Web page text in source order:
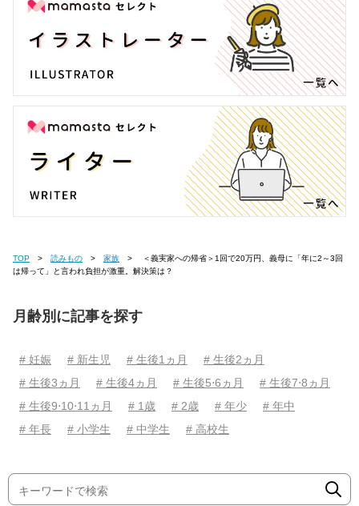
TOP 読みもの 家族
は帰って」と言われ負担が激重。解決策は？
月齢別に記事を探す
# 妊娠 # 新生児 # 生後1ヵ月
# 生後2ヵ月
# 生後3ヵ月
# 生後4ヵ月 # 生後5⋅6ヵ月
# 生後7⋅8ヵ月
# 生後9⋅10⋅11ヵ月
# 1歳 # 2歳 # 年少
# 年中
# 年長
# 小学生 # 中学生 # 高校生